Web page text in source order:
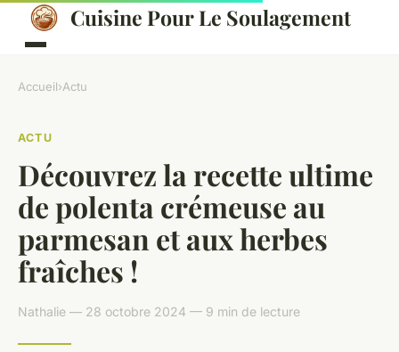
Cuisine Pour Le Soulagement
Accueil›Actu
ACTU
Découvrez la recette ultime
de polenta crémeuse au
parmesan et aux herbes
fraîches !
Nathalie — 28 octobre 2024 — 9 min de lecture